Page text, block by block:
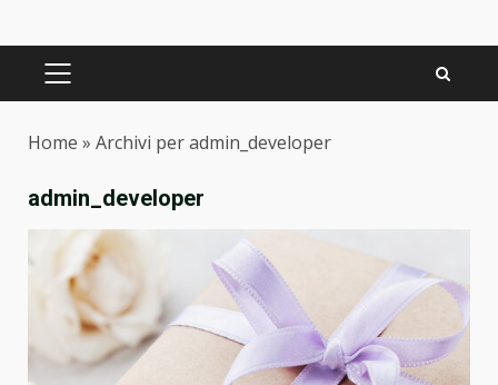
PRIMARY
Home » Archivi per admin_developer
admin_developer